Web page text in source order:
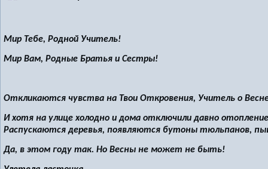
Мир Тебе, Родной Учитель!
Мир Вам, Родные Братья и Сестры!
Откликаются чувства на Твои Откровения, Учитель о
И хотя на улице холодно и дома отключили давно
Распускаются деревья, появляются бутоны тюльпанов,
Да, в этом году так. Но Весны не может не быть!